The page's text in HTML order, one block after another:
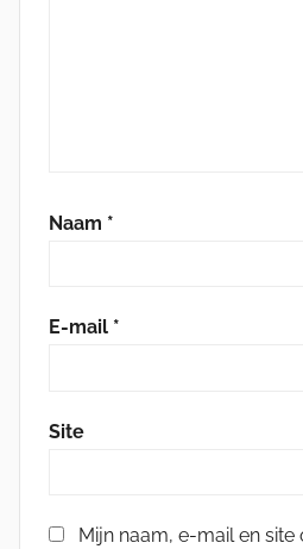
Naam *
E-mail *
Site
Mijn naam, e-mail en site